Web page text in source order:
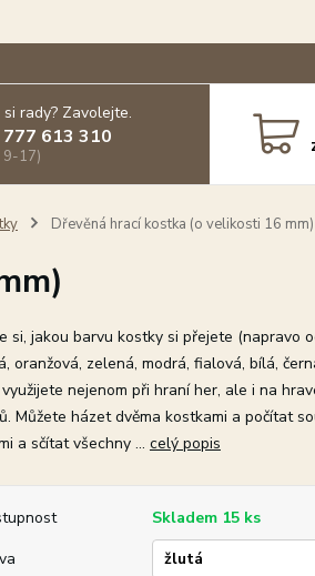
rady? Zavolejte.
613 310
9-17)
Dřevěná hrací kostka (o velikosti 16 mm)
si, jakou barvu kostky si přejete (napravo
oranžová, zelená, modrá, fialová, bílá,
nejenom při hraní her, ale i na
Můžete házet dvěma kostkami a počítat
a sčítat všechny ... celý popis
Skladem 15 ks